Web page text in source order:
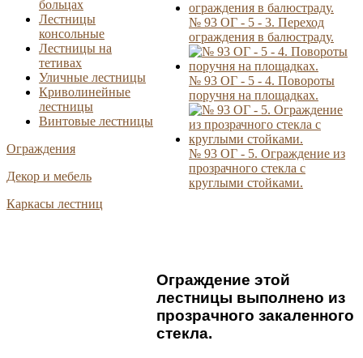
больцах
Лестницы
консольные
Лестницы на
тетивах
Уличные лестницы
Криволинейные
лестницы
Винтовые лестницы
Ограждения
Декор и мебель
Каркасы лестниц
№ 93 ОГ - 5 - 3. Переход
ограждения в балюстраду.
№ 93 ОГ - 5 - 4. Повороты
поручня на площадках.
№ 93 ОГ - 5. Ограждение из
прозрачного стекла с
круглыми стойками.
Ограждение этой
лестницы выполнено из
прозрачного закаленного
стекла.